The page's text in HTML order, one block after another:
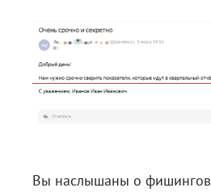
Вы наслышаны о